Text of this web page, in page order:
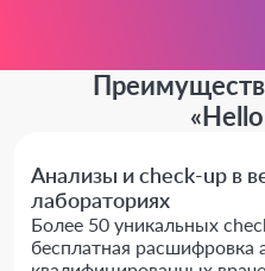
Анализы и check-up в
лабораториях
Более 50 уникальных
бесплатная расшифровка